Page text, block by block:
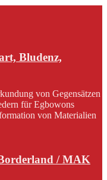
Bludenz,
von Gegensätzen
für Egbowons
von Materialien
/ MAK